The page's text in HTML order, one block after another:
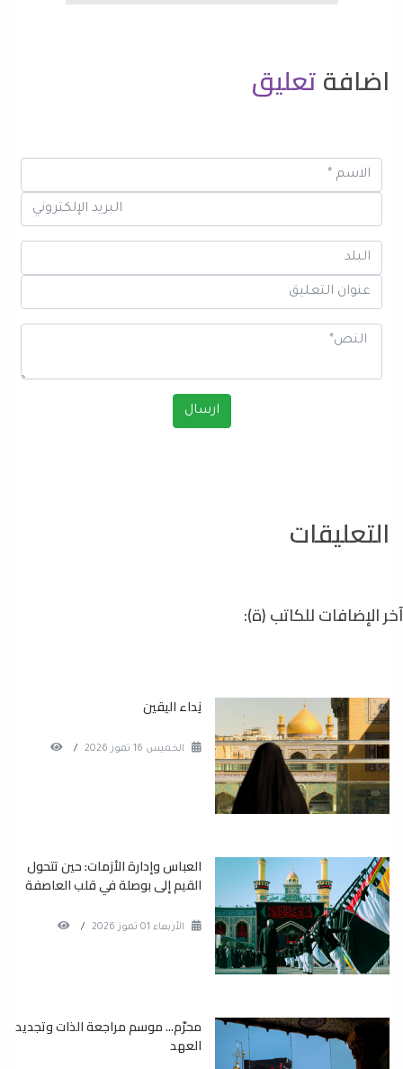
اضافةتعليق
التعليقات
آخر الإضافات للكاتب (ة):
نِداء اليقين
الخميس 16 تموز 2026 /
العباس وإدارة الأزمات: حين تتحول
القيم إلى بوصلة في قلب العاصفة
الأربعاء 01 تموز 2026 /
محرّم... موسم مراجعة الذات وتجديد
العهد